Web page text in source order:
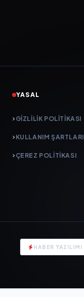
YASAL
GIZLILIK POLITIKASI
KULLANIM ŞARTLARI
ÇEREZ POLITIKASI
HABER YAZILIMI